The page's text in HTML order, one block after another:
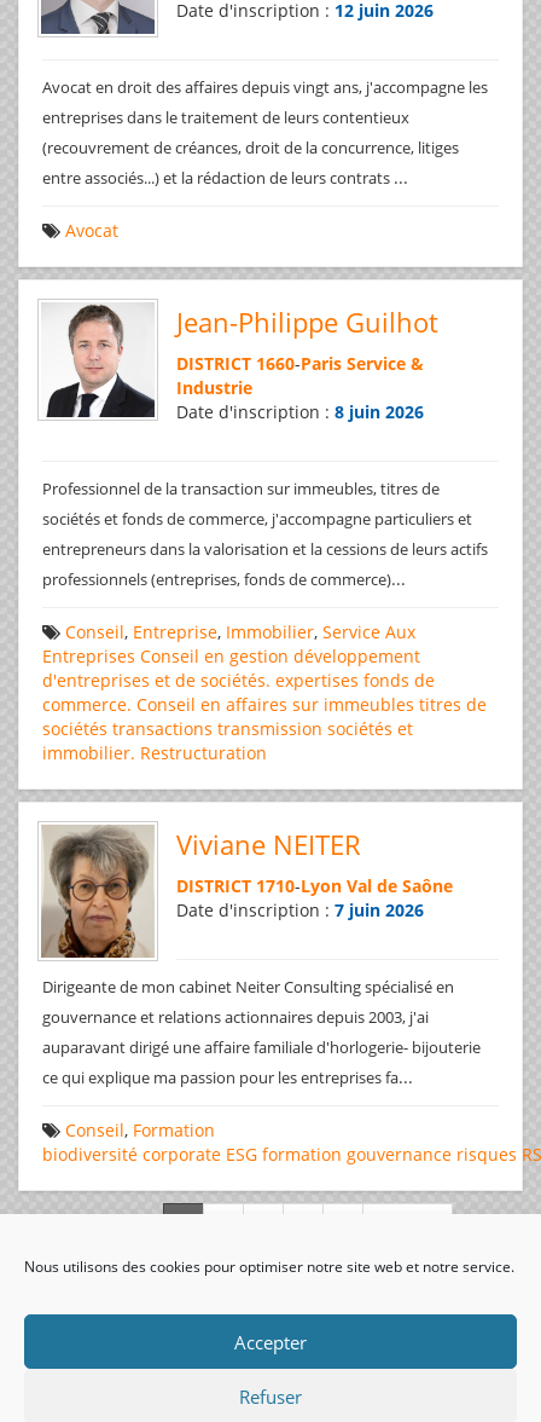
Nous utilisons des cookies pour optimiser notre site web et notre service.
Accepter
Refuser
Date d'inscription : 12 juin 2026
Avocat en droit des affaires depuis vingt ans, j'accompagne les
entreprises dans le traitement de leurs contentieux
(recouvrement de créances, droit de la concurrence, litiges
entre associés...) et la rédaction de leurs contrats ...
Avocat
Jean-Philippe Guilhot
DISTRICT 1660-Paris Service &
Industrie
Date d'inscription : 8 juin 2026
Professionnel de la transaction sur immeubles, titres de
sociétés et fonds de commerce, j'accompagne particuliers et
entrepreneurs dans la valorisation et la cessions de leurs actifs
professionnels (entreprises, fonds de commerce)...
Conseil, Entreprise, Immobilier, Service Aux
Entreprises Conseil en gestion développement
d'entreprises et de sociétés. expertises fonds de
commerce. Conseil en affaires sur immeubles titres de
sociétés transactions transmission sociétés et
immobilier. Restructuration
Viviane NEITER
DISTRICT 1710-Lyon Val de Saône
Date d'inscription : 7 juin 2026
Dirigeante de mon cabinet Neiter Consulting spécialisé en
gouvernance et relations actionnaires depuis 2003, j'ai
auparavant dirigé une affaire familiale d'horlogerie- bijouterie
ce qui explique ma passion pour les entreprises fa...
Conseil, Formation
biodiversité corporate ESG formation gouvernance risques
visiteurs uniques: